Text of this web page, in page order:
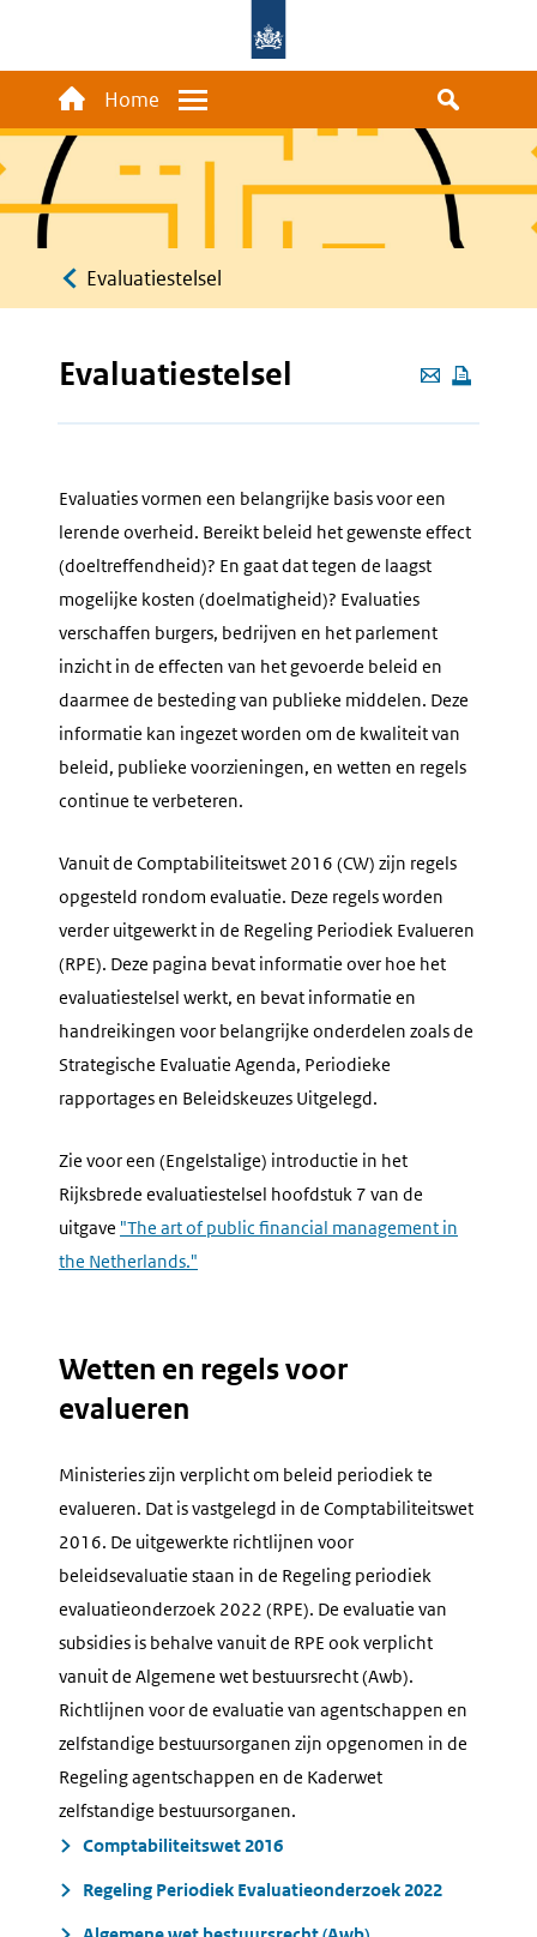
inhoud
gaan
Main
navigation
Home Menu
Kruimelpad
Evaluatiestelsel
Deze
pagina
mailen
Evaluatiestelsel
Evaluaties vormen een belangrijke basis voor een
lerende overheid. Bereikt beleid het gewenste effect
(doeltreffendheid)? En gaat dat tegen de laagst
mogelijke kosten (doelmatigheid)? Evaluaties
verschaffen burgers, bedrijven en het parlement
inzicht in de effecten van het gevoerde beleid en
daarmee de besteding van publieke middelen. Deze
informatie kan ingezet worden om de kwaliteit van
beleid, publieke voorzieningen, en wetten en regels
continue te verbeteren.
Vanuit de Comptabiliteitswet 2016 (CW) zijn regels
opgesteld rondom evaluatie. Deze regels worden
verder uitgewerkt in de Regeling Periodiek Evalueren
(RPE). Deze pagina bevat informatie over hoe het
evaluatiestelsel werkt, en bevat informatie en
handreikingen voor belangrijke onderdelen zoals de
Strategische Evaluatie Agenda, Periodieke
rapportages en Beleidskeuzes Uitgelegd.
Zie voor een (Engelstalige) introductie in het
Rijksbrede evaluatiestelsel hoofdstuk 7 van de
uitgave "The art of public financial management in
the Netherlands."
Wetten en regels voor
evalueren
Ministeries zijn verplicht om beleid periodiek te
evalueren. Dat is vastgelegd in de Comptabiliteitswet
2016. De uitgewerkte richtlijnen voor
beleidsevaluatie staan in de Regeling periodiek
evaluatieonderzoek 2022 (RPE). De evaluatie van
subsidies is behalve vanuit de RPE ook verplicht
vanuit de Algemene wet bestuursrecht (Awb).
Richtlijnen voor de evaluatie van agentschappen en
zelfstandige bestuursorganen zijn opgenomen in de
Regeling agentschappen en de Kaderwet
zelfstandige bestuursorganen.
Comptabiliteitswet 2016
Regeling Periodiek Evaluatieonderzoek 2022